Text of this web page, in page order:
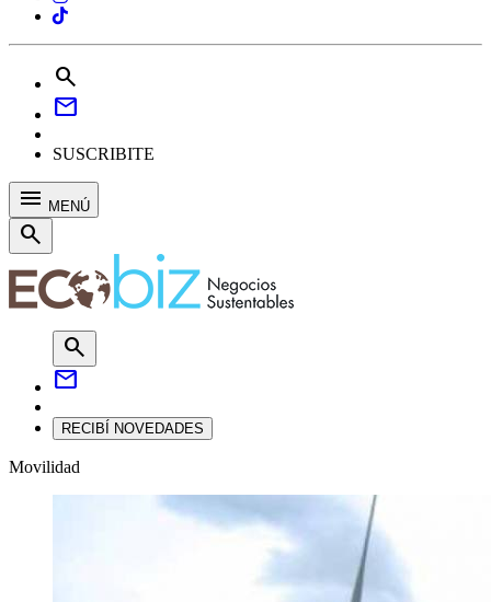
search
mail
SUSCRIBITE
menu MENÚ
search
search
mail
RECIBÍ NOVEDADES
Movilidad